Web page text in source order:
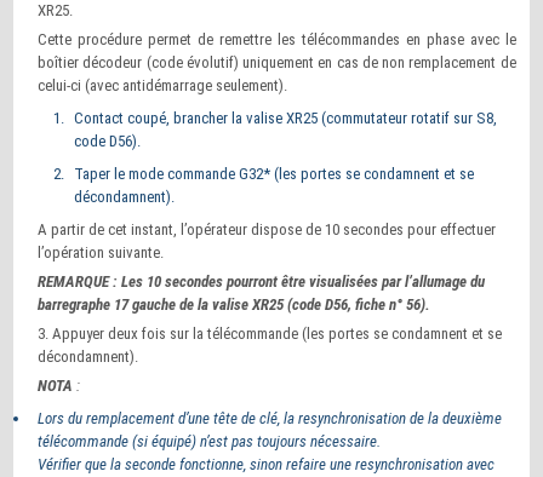
XR25.
Cette procédure permet de remettre les télécommandes en phase avec le
boîtier décodeur (code évolutif) uniquement en cas de non remplacement de
celui-ci (avec antidémarrage seulement).
Contact coupé, brancher la valise XR25 (commutateur rotatif sur S8,
code D56).
Taper le mode commande G32* (les portes se condamnent et se
décondamnent).
A partir de cet instant, l’opérateur dispose de 10 secondes pour effectuer
l’opération suivante.
REMARQUE : Les 10 secondes pourront être visualisées par l’allumage du
barregraphe 17 gauche de la valise XR25 (code D56, fiche n° 56).
3. Appuyer deux fois sur la télécommande (les portes se condamnent et se
décondamnent).
NOTA :
Lors du remplacement d’une tête de clé, la resynchronisation de la deuxième
télécommande (si équipé) n’est pas toujours nécessaire.
Vérifier que la seconde fonctionne, sinon refaire une resynchronisation avec